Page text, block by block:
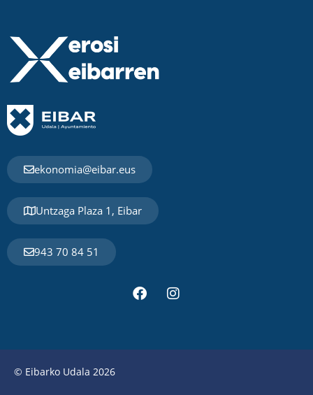
ekonomia@eibar.eus
Untzaga Plaza 1, Eibar
943 70 84 51
© Eibarko Udala 2026